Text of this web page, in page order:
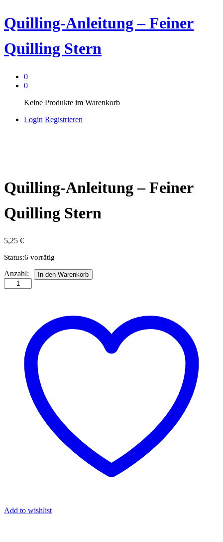
Quilling-Anleitung – Feiner
Quilling Stern
0
0
Keine Produkte im Warenkorb
Login Registrieren
Quilling-Anleitung – Feiner
Quilling Stern
5,25 €
Status:6 vorrätig
Quilling-
Anleitung
-
Anzahl: In den Warenkorb
Add to wishlist